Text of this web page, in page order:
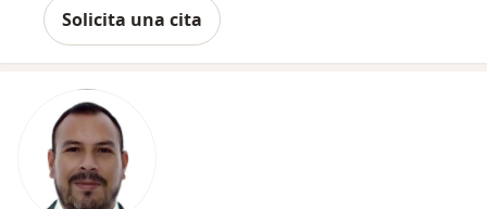
Solicita una cita